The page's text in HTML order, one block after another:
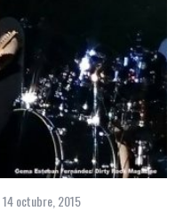
14 octubre, 2015